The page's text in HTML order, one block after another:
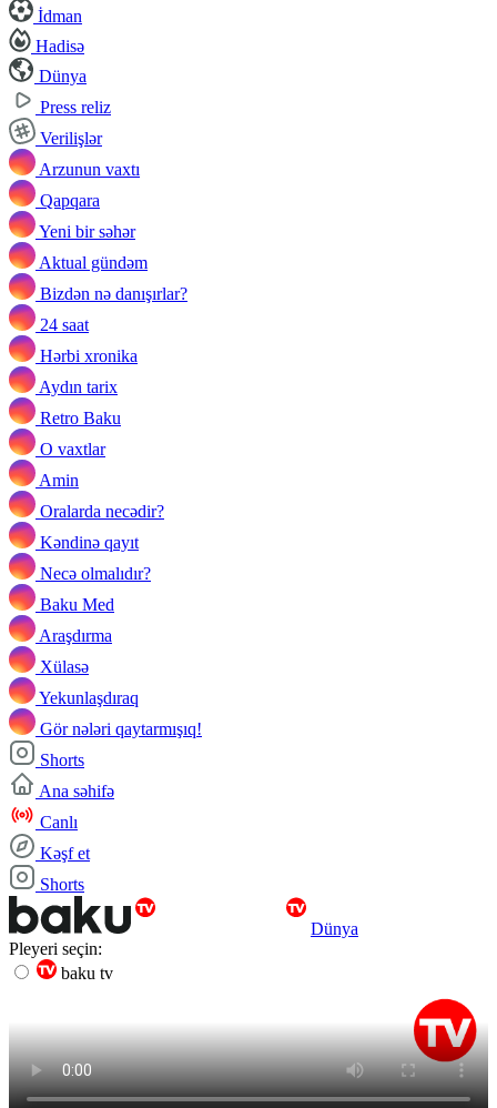
İdman
Hadisə
Dünya
Press reliz
Verilişlər
Arzunun vaxtı
Qapqara
Yeni bir səhər
Aktual gündəm
Bizdən nə danışırlar?
24 saat
Hərbi xronika
Aydın tarix
Retro Baku
O vaxtlar
Amin
Oralarda necədir?
Kəndinə qayıt
Necə olmalıdır?
Baku Med
Araşdırma
Xülasə
Yekunlaşdıraq
Gör nələri qaytarmışıq!
Shorts
Ana səhifə
Canlı
Kəşf et
Shorts
Dünya
Pleyeri seçin:
baku tv